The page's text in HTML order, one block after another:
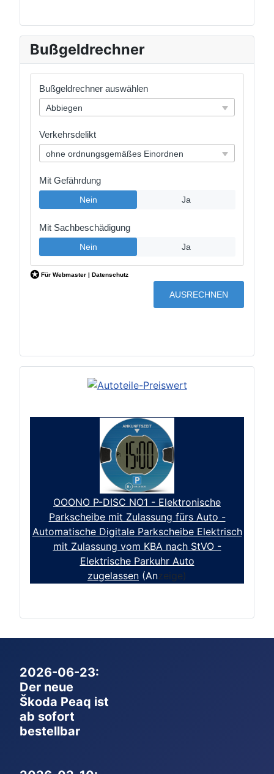
Bußgeldrechner
OOONO P-DISC NO1 - Elektronische
Parkscheibe mit Zulassung fürs Auto -
Automatische Digitale Parkscheibe Elektrisch
mit Zulassung vom KBA nach StVO -
Elektrische Parkuhr Auto
zugelassen (Anzeige)
2026-06-23:
Der neue
Škoda Peaq ist
ab sofort
bestellbar